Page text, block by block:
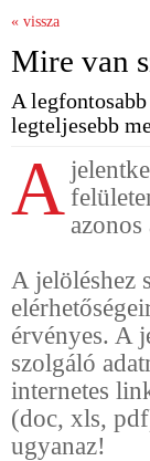
« vissza
Mire van
A
legteljesebb
A azonos
A jelöléshez
érvényes. A
szolgáló
internetes
(doc, xls,
ugyanaz!